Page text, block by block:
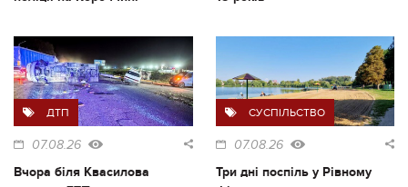
ДТП
07.08.26
Вчора біля Квасилова
СУСПІЛЬСТВО
07.08.26
Три дні поспіль у Рівному